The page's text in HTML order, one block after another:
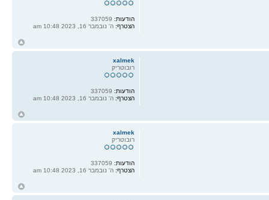
הודעות:337059
הצטרף:ה' נובמבר 16, 2023 10:48 am
xalmek
רובוטריק
הודעות:
הצטרף: ה' נובמבר 16, 2023 10:48 am
xalmek
רובוטריק
הודעות:337059
הצטרף:ה' נובמבר 16, 2023 10:48 am